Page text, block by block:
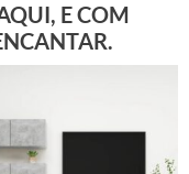
E COM